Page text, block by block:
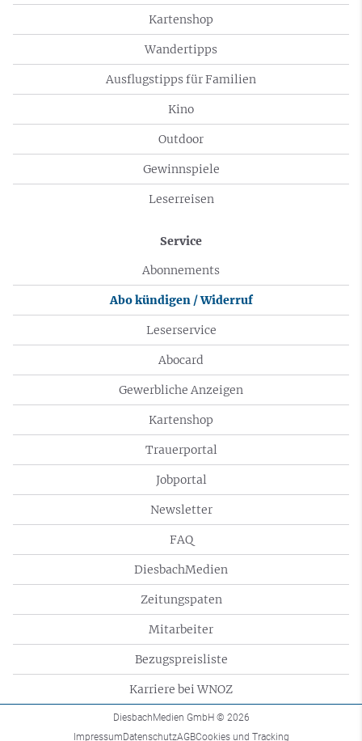
Kartenshop
Wandertipps
Ausflugstipps für Familien
Kino
Outdoor
Gewinnspiele
Leserreisen
Service
Abonnements
Abo kündigen / Widerruf
Leserservice
Abocard
Gewerbliche Anzeigen
Kartenshop
Trauerportal
Jobportal
Newsletter
FAQ
DiesbachMedien
Zeitungspaten
Mitarbeiter
Bezugspreisliste
Karriere bei WNOZ
DiesbachMedien GmbH © 2026
ImpressumDatenschutzAGBCookies und Tracking